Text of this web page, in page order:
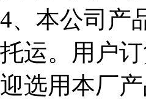
4、本公司产
托运。用户
迎选用本厂